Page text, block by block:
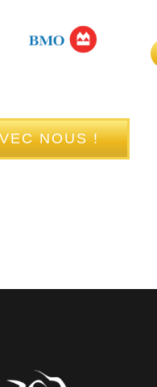
NOUS !